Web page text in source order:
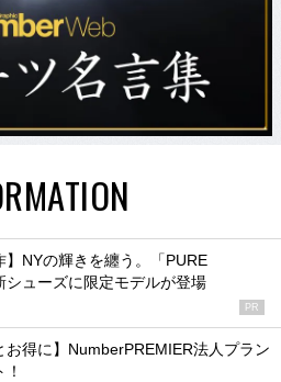
】NYの輝きを纏う。「PURE
シューズに限定モデルが登場
PR
お得に】NumberPREMIER法人プラン